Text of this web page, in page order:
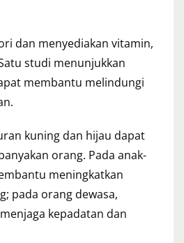
dan menyediakan vitamin,
studi menunjukkan
membantu melindungi
kuning dan hijau dapat
orang. Pada anak-
meningkatkan
pada orang dewasa,
kepadatan dan